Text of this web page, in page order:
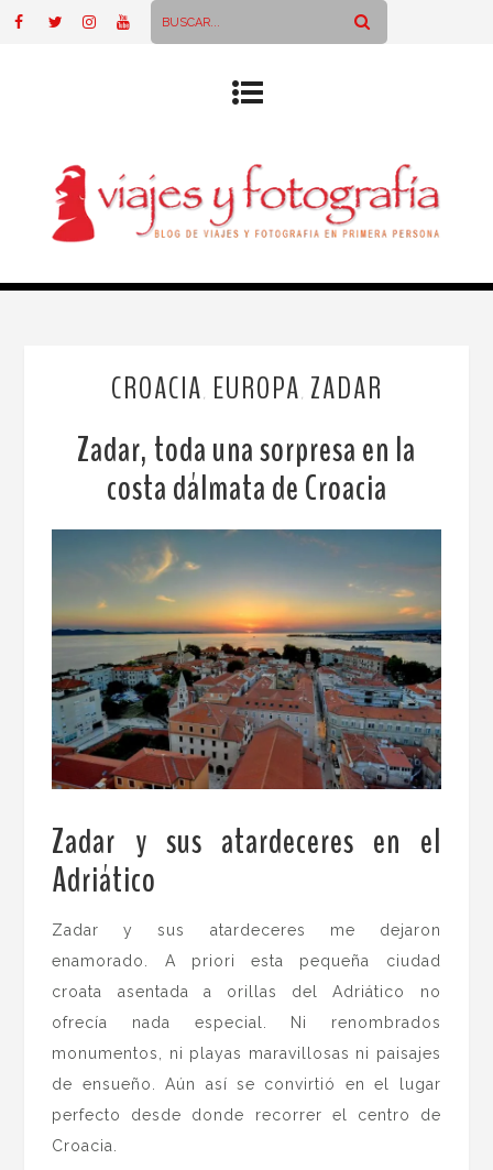
CROACIA EUROPA ZADAR
Zadar, toda una sorpresa en la
costa dálmata de Croacia
Zadar y sus atardeceres en el
Adriático
Zadar y sus atardeceres me dejaron
enamorado. A priori esta pequeña ciudad
croata asentada a orillas del Adriático no
ofrecía nada especial. Ni renombrados
monumentos, ni playas maravillosas ni paisajes
de ensueño. Aún así se convirtió en el lugar
perfecto desde donde recorrer el centro de
Croacia.